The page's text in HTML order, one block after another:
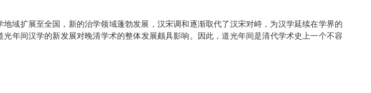
域扩展至全国，新的治学领域蓬勃发展，汉宋调和逐渐取代了汉宋对峙，为汉学延续在学界的
年间汉学的新发展对晚清学术的整体发展颇具影响。因此，道光年间是清代学术史上一个不容